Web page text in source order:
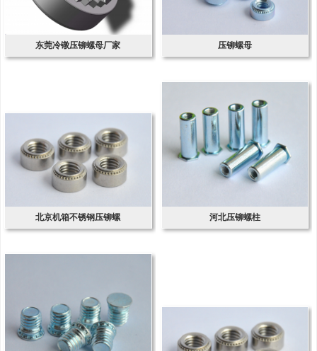
东莞冷镦压铆螺母厂家 压铆螺母
北京机箱不锈钢压铆螺 河北压铆螺柱